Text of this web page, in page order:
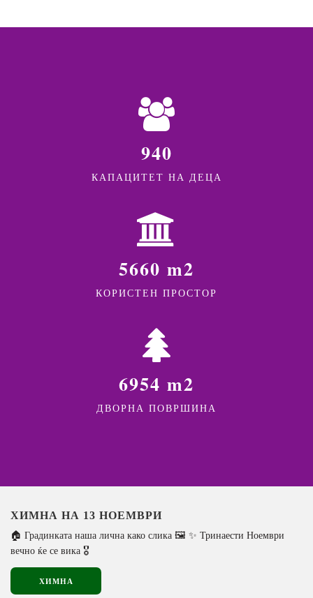
940
КАПАЦИТЕТ НА ДЕЦА
5660 m2
КОРИСТЕН ПРОСТОР
6954 m2
ДВОРНА ПОВРШИНА
ХИМНА НА 13 НОЕМВРИ
🏠 Градинката наша лична како слика 🖼️ ✨ Тринаести Ноември
вечно ќе се вика 🎖️
ХИМНА